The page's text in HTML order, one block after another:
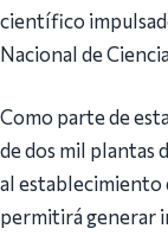
científico
Nacional de
Como parte de
de dos mil plantas
al establecimiento
permitirá generar